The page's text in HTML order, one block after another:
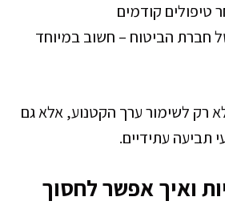
קודמים
חברת הביטוח – חשוב במיוחד
רק לשימור ערך הקטנוע, אלא גם
תביעה עתידיים.
ואיך אפשר לחסוך